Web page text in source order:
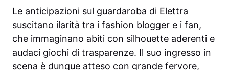
Le anticipazioni sul guardaroba di Elettra
suscitano ilarità tra i fashion blogger e i fan,
che immaginano abiti con silhouette aderenti e
audaci giochi di trasparenze. Il suo ingresso in
scena è dunque atteso con grande fervore,